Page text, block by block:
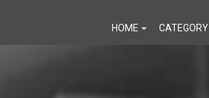
HOME CATEGORY